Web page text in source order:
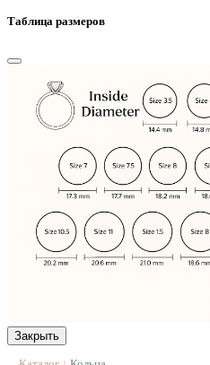
Таблица размеров
Закрыть